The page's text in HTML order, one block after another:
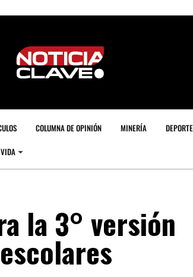
COLUMNA DE OPINIÓN MINERÍA DEPORTE
la 3° versión